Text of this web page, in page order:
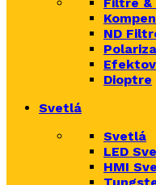
ND
Dioptre
Svetlá
Svetlá
LED
HMI